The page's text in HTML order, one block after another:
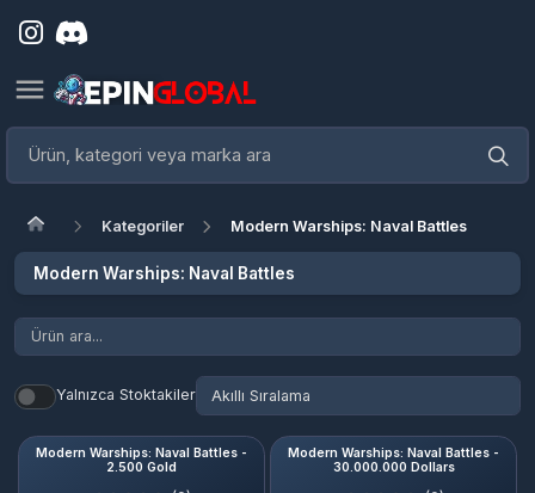
Kategoriler Modern Warships: Naval Battles
Modern Warships: Naval Battles
Modern Warships: Naval Battles -
2.500 Gold
Modern Warships: Naval Battles -
30.000.000 Dollars